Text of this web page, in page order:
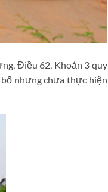
Điều 62, Khoản 3 quy
nhưng chưa thực hiện